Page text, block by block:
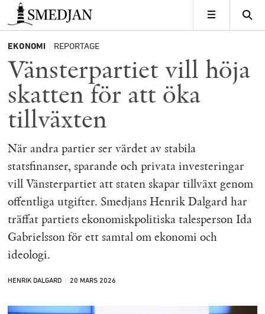
Timbro
MENY
EKONOMI REPORTAGE
Vänsterpartiet vill höja
skatten för att öka
tillväxten
När andra partier ser värdet av stabila
statsfinanser, sparande och privata investeringar
vill Vänsterpartiet att staten skapar tillväxt genom
offentliga utgifter. Smedjans Henrik Dalgard har
träffat partiets ekonomiskpolitiska talesperson Ida
Gabrielsson för ett samtal om ekonomi och
ideologi.
HENRIK DALGARD 20 MARS 2026